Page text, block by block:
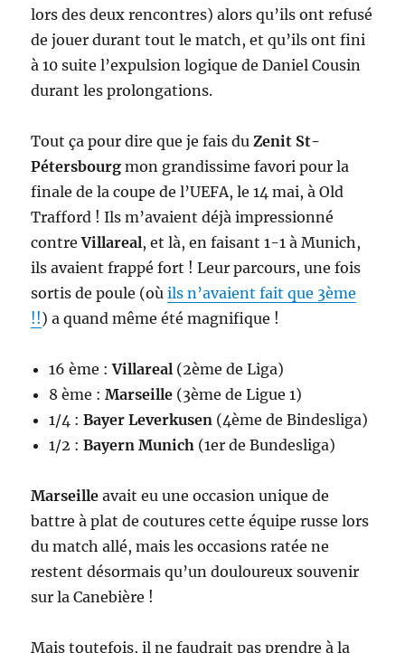
lors des deux rencontres) alors qu’ils ont refusé
de jouer durant tout le match, et qu’ils ont fini
à 10 suite l’expulsion logique de Daniel Cousin
durant les prolongations.
Tout ça pour dire que je fais du Zenit St-
Pétersbourg mon grandissime favori pour la
finale de la coupe de l’UEFA, le 14 mai, à Old
Trafford ! Ils m’avaient déjà impressionné
contreVillareal, et là, en faisant 1-1 à Munich,
ils avaient frappé fort ! Leur parcours, une fois
sortis de poule (oùils n’avaient fait que 3ème
!!) a quand même été magnifique !
16 ème :Villareal (2ème de Liga)
8 ème :Marseille (3ème de Ligue 1)
1/4 :Bayer Leverkusen (4ème de Bindesliga)
1/2 :Bayern Munich (1er de Bundesliga)
Marseilleavait eu une occasion unique de
battre à plat de coutures cette équipe russe lors
du match allé, mais les occasions ratée ne
restent désormais qu’un douloureux souvenir
sur la Canebière !
Mais toutefois, il ne faudrait pas prendre à la